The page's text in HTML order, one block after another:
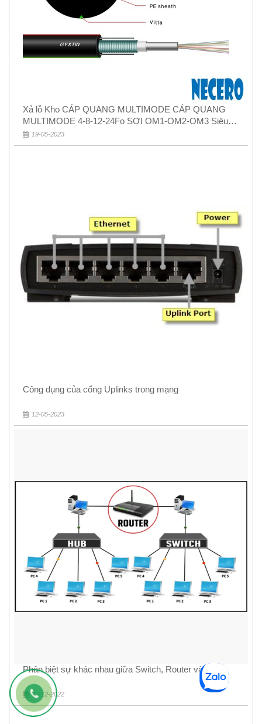
Xả lỗ Kho CÁP QUANG MULTIMODE CÁP QUANG
MULTIMODE 4-8-12-24Fo SỢI OM1-OM2-OM3 Siêu
Rẻ 5k
19-05-2023
Công dụng của cổng Uplinks trong mạng
12-05-2023
Phân biệt sự khác nhau giữa Switch, Router và Hub
27-12-2022